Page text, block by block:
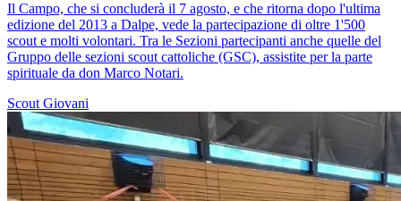
Il Campo, che si concluderà il 7 agosto, e che ritorna dopo l'ultima
edizione del 2013 a Dalpe, vede la partecipazione di oltre 1'500
scout e molti volontari. Tra le Sezioni partecipanti anche quelle del
Gruppo delle sezioni scout cattoliche (GSC), assistite per la parte
spirituale da don Marco Notari.
Scout Giovani